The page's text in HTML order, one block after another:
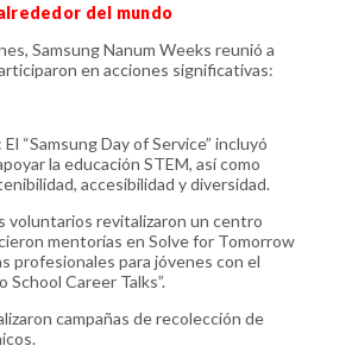
del mundo
Samsung Nanum Weeks reunió a
en acciones significativas:
“Samsung Day of Service” incluyó
la educación STEM, así como
accesibilidad y diversidad.
voluntarios revitalizaron un centro
mentorías en Solve for Tomorrow
profesionales para jóvenes con el
School Career Talks”.
campañas de recolección de